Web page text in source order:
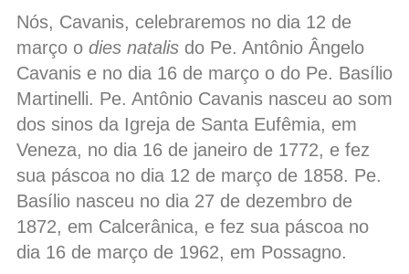
Nós, Cavanis, celebraremos no dia 12 de
março o dies natalis do Pe. Antônio Ângelo
Cavanis e no dia 16 de março o do Pe. Basílio
Martinelli. Pe. Antônio Cavanis nasceu ao som
dos sinos da Igreja de Santa Eufêmia, em
Veneza, no dia 16 de janeiro de 1772, e fez
sua páscoa no dia 12 de março de 1858. Pe.
Basílio nasceu no dia 27 de dezembro de
1872, em Calcerânica, e fez sua páscoa no
dia 16 de março de 1962, em Possagno.